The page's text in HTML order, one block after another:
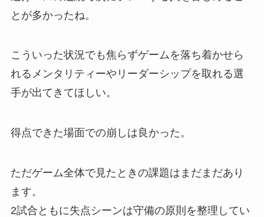
とが多かったね。
こういった状況でも焦らずゲームを落ち着かせら
れるメンタリティーやリーダーシップを取れる選
手が出てきてほしい。
得点できた場面での崩しは良かった。
ただゲーム全体で見たときの課題はまだまだあり
ます。
2試合ともに失点シーンは守備の原則を整理してい